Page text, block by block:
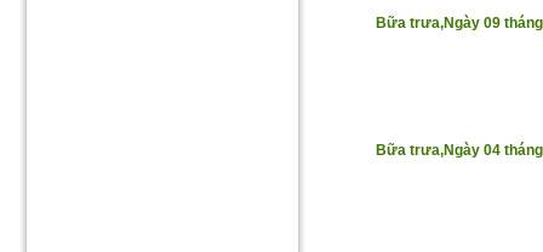
Bữa trưa,Ngày 09
Bữa trưa,Ngày 04